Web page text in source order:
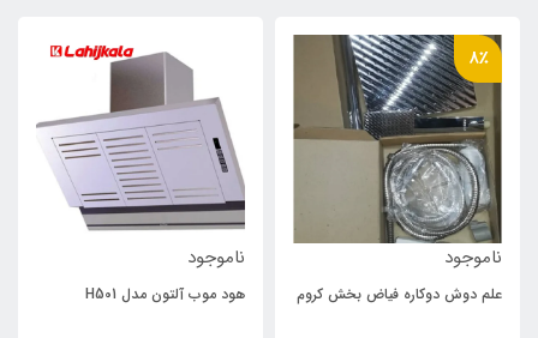
8٪
ناموجود
علم دوش دوکاره فیاض بخش کروم
ناموجود
هود موب آلتون مدل H501